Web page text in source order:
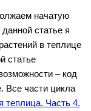
начатую
статье я
в теплице
статье
– код
Все части цикла
теплица. Часть 4.